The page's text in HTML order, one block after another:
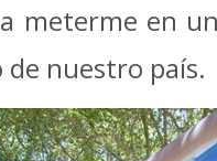
meterme en
nuestro país.